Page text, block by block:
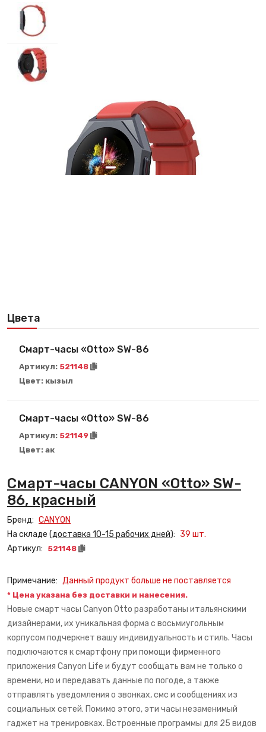
Цвета
Смарт-часы «Otto» SW-86
Артикул: 521148
Цвет: кызыл
Смарт-часы «Otto» SW-86
Артикул: 521149
Цвет: ак
Смарт-часы CANYON «Otto» SW-
86, красный
Бренд: CANYON
На складе (доставка 10-15 рабочих дней): 39 шт.
Артикул:
521148
Примечание: Данный продукт больше не поставляется
* Цена указана без доставки и нанесения.
Новые смарт часы Canyon Otto разработаны итальянскими
дизайнерами, их уникальная форма с восьмиугольным
корпусом подчеркнет вашу индивидуальность и стиль. Часы
подключаются к смартфону при помощи фирменного
приложения Canyon Life и будут сообщать вам не только о
времени, но и передавать данные по погоде, а также
отправлять уведомления о звонках, смс и сообщениях из
социальных сетей. Помимо этого, эти часы незаменимый
гаджет на тренировках. Встроенные программы для 25 видов